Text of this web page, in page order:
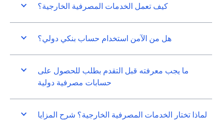
كيف تعمل الخدمات المصرفية الخارجية؟
هل من الآمن استخدام حساب بنكي دولي؟
ما يجب معرفته قبل التقدم بطلب للحصول على
حسابات مصرفية دولية
لماذا تختار الخدمات المصرفية الخارجية؟ شرح المزايا